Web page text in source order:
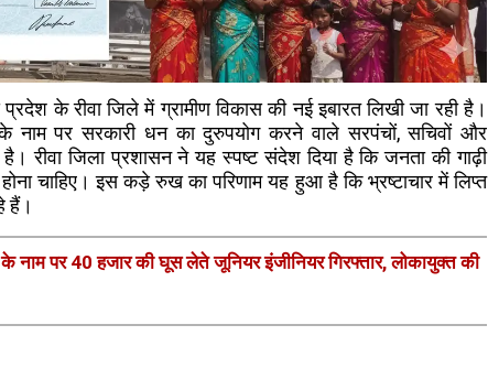
प्रदेश के रीवा जिले में ग्रामीण विकास की नई इबारत लिखी जा रही है।
नाम पर सरकारी धन का दुरुपयोग करने वाले सरपंचों, सचिवों और
रीवा जिला प्रशासन ने यह स्पष्ट संदेश दिया है कि जनता की गाढ़ी
चाहिए। इस कड़े रुख का परिणाम यह हुआ है कि भ्रष्टाचार में लिप्त
हैं।
पर 40 हजार की घूस लेते जूनियर इंजीनियर गिरफ्तार, लोकायुक्त की